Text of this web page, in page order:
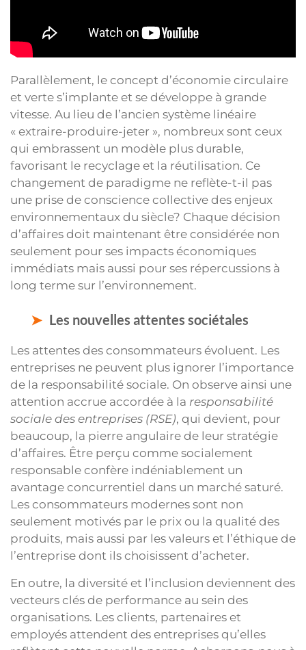
Parallèlement, le concept d’économie circulaire
et verte s’implante et se développe à grande
vitesse. Au lieu de l’ancien système linéaire
« extraire-produire-jeter », nombreux sont ceux
qui embrassent un modèle plus durable,
favorisant le recyclage et la réutilisation. Ce
changement de paradigme ne reflète-t-il pas
une prise de conscience collective des enjeux
environnementaux du siècle? Chaque décision
d’affaires doit maintenant être considérée non
seulement pour ses impacts économiques
immédiats mais aussi pour ses répercussions à
long terme sur l’environnement.
Les nouvelles attentes sociétales
Les attentes des consommateurs évoluent. Les
entreprises ne peuvent plus ignorer l’importance
de la responsabilité sociale. On observe ainsi une
attention accrue accordée à la responsabilité
sociale des entreprises (RSE), qui devient, pour
beaucoup, la pierre angulaire de leur stratégie
d’affaires. Être perçu comme socialement
responsable confère indéniablement un
avantage concurrentiel dans un marché saturé.
Les consommateurs modernes sont non
seulement motivés par le prix ou la qualité des
produits, mais aussi par les valeurs et l’éthique de
l’entreprise dont ils choisissent d’acheter.
En outre, la diversité et l’inclusion deviennent des
vecteurs clés de performance au sein des
organisations. Les clients, partenaires et
employés attendent des entreprises qu’elles